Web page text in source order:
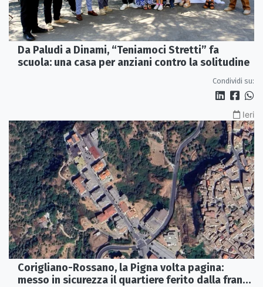
Da Paludi a Dinami, “Teniamoci Stretti” fa
scuola: una casa per anziani contro la solitudine
Condividi su:
Ieri
Corigliano-Rossano, la Pigna volta pagina:
messo in sicurezza il quartiere ferito dalla frana